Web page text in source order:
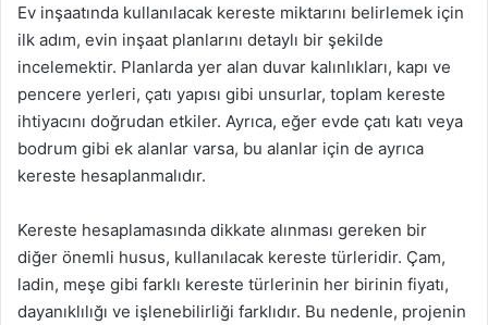
Ev inşaatında kullanılacak kereste miktarını belirlemek için
ilk adım, evin inşaat planlarını detaylı bir şekilde
incelemektir. Planlarda yer alan duvar kalınlıkları, kapı ve
pencere yerleri, çatı yapısı gibi unsurlar, toplam kereste
ihtiyacını doğrudan etkiler. Ayrıca, eğer evde çatı katı veya
bodrum gibi ek alanlar varsa, bu alanlar için de ayrıca
kereste hesaplanmalıdır.
Kereste hesaplamasında dikkate alınması gereken bir
diğer önemli husus, kullanılacak kereste türleridir. Çam,
ladin, meşe gibi farklı kereste türlerinin her birinin fiyatı,
dayanıklılığı ve işlenebilirliği farklıdır. Bu nedenle, projenin